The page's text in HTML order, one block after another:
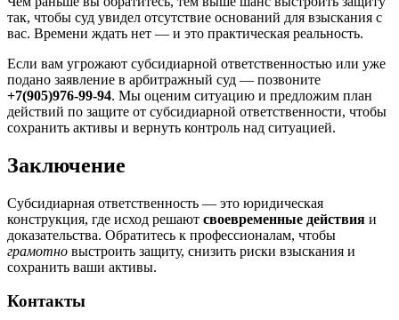
так, чтобы суд увидел отсутствие оснований для взыскания с
вас. Времени ждать нет — и это практическая реальность.
Если вам угрожают субсидиарной ответственностью или уже
подано заявление в арбитражный суд — позвоните
+7(905)976-99-94. Мы оценим ситуацию и предложим план
действий по защите от субсидиарной ответственности, чтобы
сохранить активы и вернуть контроль над ситуацией.
Заключение
Субсидиарная ответственность — это юридическая
конструкция, где исход решают своевременные действия и
доказательства. Обратитесь к профессионалам, чтобы
грамотно выстроить защиту, снизить риски взыскания и
сохранить ваши активы.
Контакты